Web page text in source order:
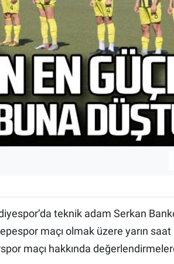
teknik adam Serkan
maçı olmak üzere yarın saat
maçı hakkında